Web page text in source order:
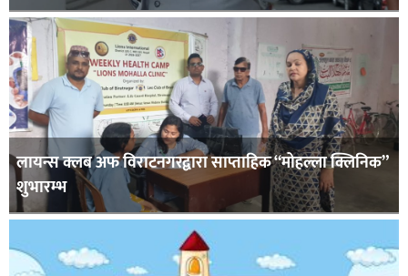
लायन्स क्लब अफ विराटनगरद्वारा साप्ताहिक “मोहल्ला क्लिनिक”
शुभारम्भ